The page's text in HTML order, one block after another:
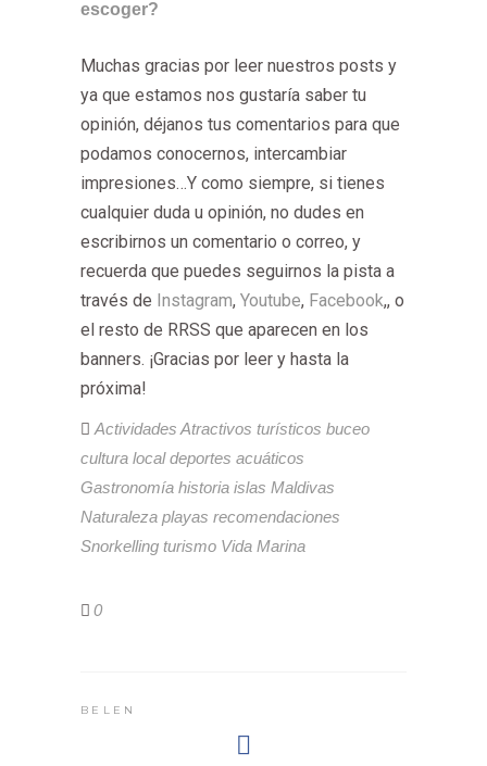
escoger?
Muchas gracias por leer nuestros posts y
ya que estamos nos gustaría saber tu
opinión, déjanos tus comentarios para que
podamos conocernos, intercambiar
impresiones…Y como siempre, si tienes
cualquier duda u opinión, no dudes en
escribirnos un comentario o correo, y
recuerda que puedes seguirnos la pista a
través de Instagram, Youtube, Facebook,, o
el resto de RRSS que aparecen en los
banners. ¡Gracias por leer y hasta la
próxima!
Actividades Atractivos turísticos buceo
cultura local deportes acuáticos
Gastronomía historia islas Maldivas
Naturaleza playas recomendaciones
Snorkelling turismo Vida Marina
0
BELEN